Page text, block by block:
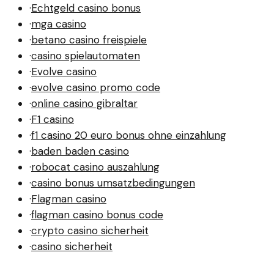
·Echtgeld casino bonus
·mga casino
·betano casino freispiele
·casino spielautomaten
·Evolve casino
·evolve casino promo code
·online casino gibraltar
·F1 casino
·f1 casino 20 euro bonus ohne einzahlung
·baden baden casino
·robocat casino auszahlung
·casino bonus umsatzbedingungen
·Flagman casino
·flagman casino bonus code
·crypto casino sicherheit
·casino sicherheit